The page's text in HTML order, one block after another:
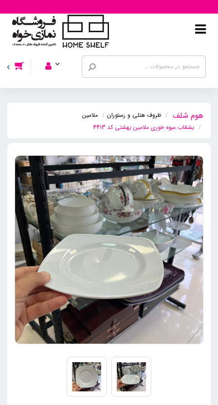
ظروف هتلی و رستوران
ملامین
بشقاب میوه خوری ملامین بهشتی کد 4413